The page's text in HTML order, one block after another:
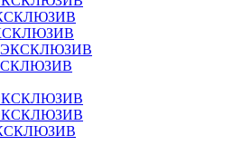
ЭКСКЛЮЗИВ